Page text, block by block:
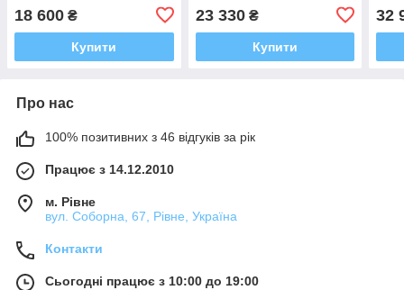
18 600 ₴
Купити
23 330₴
Купити
32
Про нас
100% позитивних з 46 відгуків за рік
Працює з 14.12.2010
м. Рівне
вул. Соборна, 67, Рівне, Україна
Контакти
Сьогодні працює з 10:00 до 19:00